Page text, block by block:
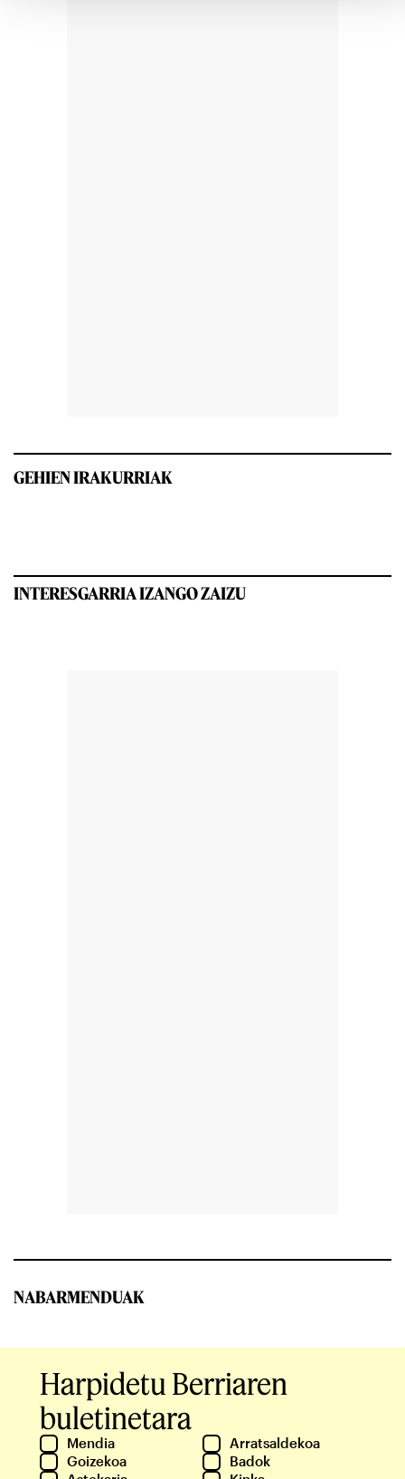
GEHIEN IRAKURRIAK
INTERESGARRIA IZANGO ZAIZU
NABARMENDUAK
Harpidetu Berriaren
buletinetara
Mendia
Arratsaldekoa
Goizekoa
Badok